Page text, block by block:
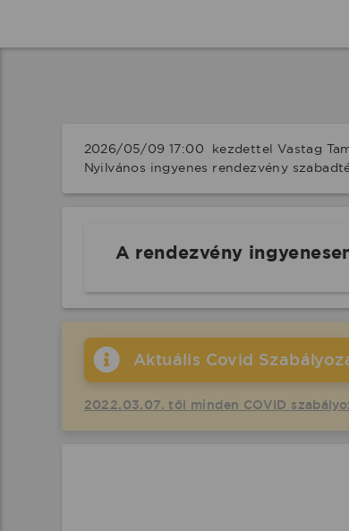
2026/05/09 17:00  kezdettel Vastag
Nyilvános ingyenes rendezvény
A rendezvény
Aktuális Covid
2022.03.07. től minden COVID